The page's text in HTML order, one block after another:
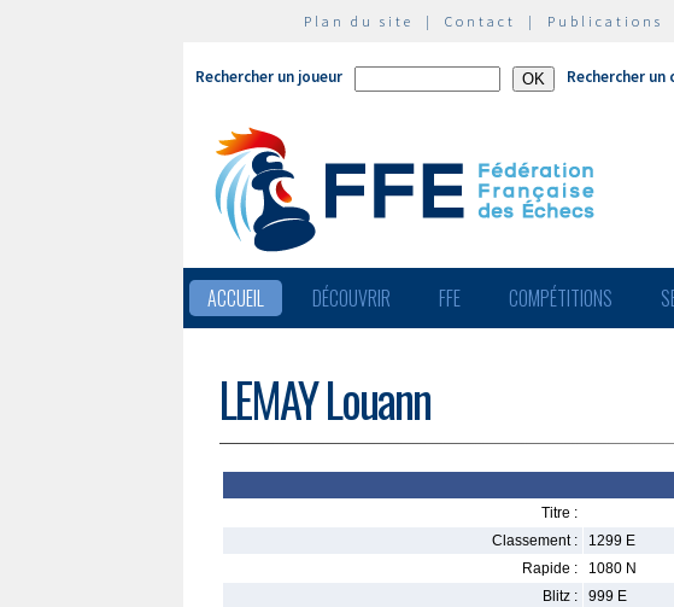
Plan du site | Contact | Publications
Rechercher un joueur Rechercher un
ACCUEIL DÉCOUVRIR FFE COMPÉTITIONS
LEMAY Louann
Titre :
Classement :
1299 E
Rapide :
1080 N
Blitz :
999 E